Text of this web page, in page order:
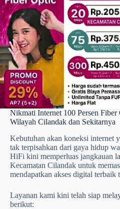
Nikmati Internet 100 Persen
Wilayah Cilandak dan Sekitarnya
Kebutuhan akan koneksi internet
tak terpisahkan dari gaya hidup
HiFi kini memperluas jangkauan
Kecamatan Cilandak untuk
mendapatkan akses digital terbaik
Layanan kami kini telah siap
berikut: